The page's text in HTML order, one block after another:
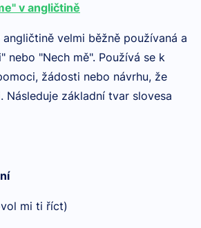
v angličtině
angličtině velmi běžně používaná a
nebo "Nech mě". Používá se k
žádosti nebo návrhu, že
Následuje základní tvar slovesa
mi ti říct)